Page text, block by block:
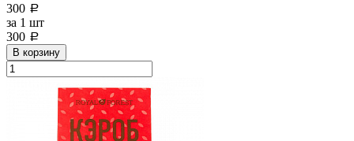
300 a
за 1 шт
300 a
В корзину